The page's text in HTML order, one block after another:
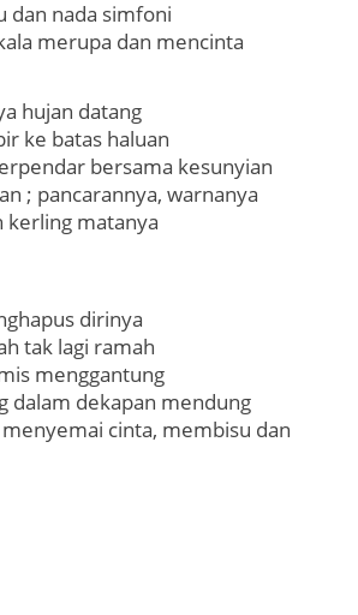
dan nada simfoni
merupa dan mencinta
hujan datang
ke batas haluan
bersama kesunyian
; pancarannya, warnanya
kerling matanya
dirinya
tak lagi ramah
menggantung
dalam dekapan mendung
cinta, membisu dan